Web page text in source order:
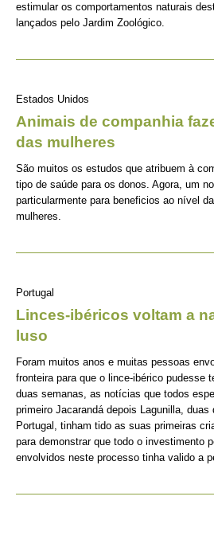
estimular os comportamentos naturais
lançados pelo Jardim Zoológico.
Estados Unidos
Animais de companhia
das mulheres
São muitos os estudos que atribuem à
tipo de saúde para os donos. Agora, um
particularmente para beneficios ao nível
mulheres.
Portugal
Linces-ibéricos voltam a
luso
Foram muitos anos e muitas pessoas
fronteira para que o lince-ibérico pudesse
duas semanas, as notícias que todos
primeiro Jacarandá depois Lagunilla,
Portugal, tinham tido as suas primeiras
para demonstrar que todo o investimento
envolvidos neste processo tinha valido a